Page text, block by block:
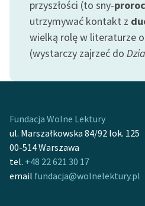
przyszłości (to sny-
utrzymywać kontakt z
wielką rolę w literaturze
(wystarczy zajrzeć do
Fundacja Wolne Lektury
ul. Marszałkowska 84/92 lok. 125
00-514 Warszawa
tel. +48 22 621 30 17
email fundacja@wolnelektury.pl